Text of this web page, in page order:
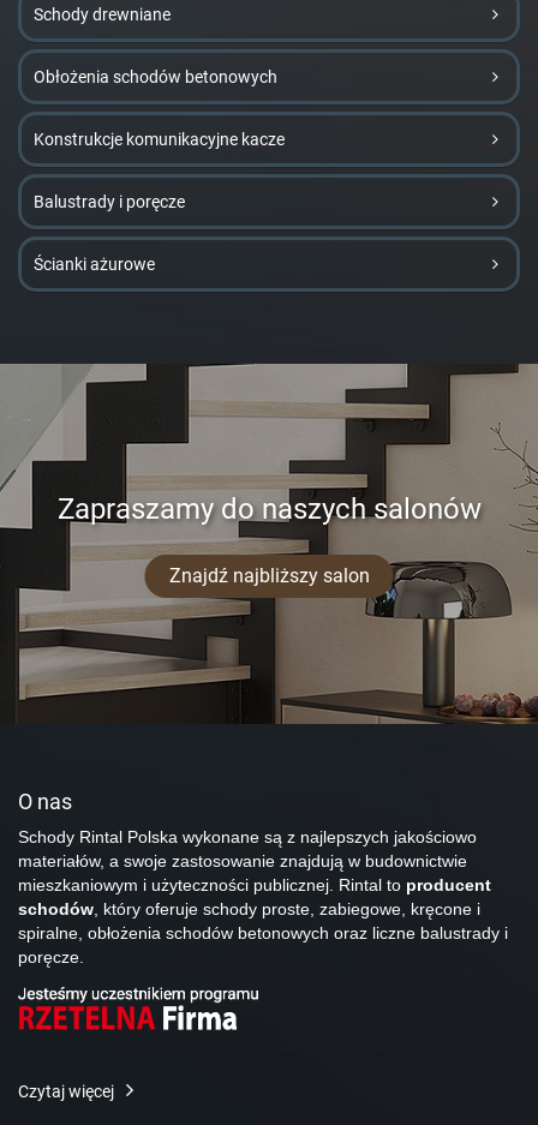
Schody drewniane
Obłożenia schodów betonowych
Konstrukcje komunikacyjne kacze
Balustrady i poręcze
Ścianki ażurowe
Zapraszamy do naszych salonów
Znajdź najbliższy salon
O nas
Schody Rintal Polska wykonane są z najlepszych jakościowo
materiałów, a swoje zastosowanie znajdują w budownictwie
mieszkaniowym i użyteczności publicznej. Rintal to producent
schodów, który oferuje schody proste, zabiegowe, kręcone i
spiralne, obłożenia schodów betonowych oraz liczne balustrady i
poręcze.
Czytaj więcej